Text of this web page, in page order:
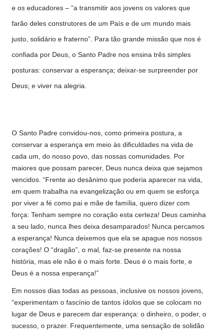
e os educadores – “a transmitir aos jovens os valores que
farão deles construtores de um País e de um mundo mais
justo, solidário e fraterno”. Para tão grande missão que nos é
confiada por Deus, o Santo Padre nos ensina três simples
posturas: conservar a esperança; deixar-se surpreender por
Deus; e viver na alegria.
O Santo Padre convidou-nos, como primeira postura, a
conservar a esperança em meio às dificuldades na vida de
cada um, do nosso povo, das nossas comunidades. Por
maiores que possam parecer, Deus nunca deixa que sejamos
vencidos. “Frente ao desânimo que poderia aparecer na vida,
em quem trabalha na evangelização ou em quem se esforça
por viver a fé como pai e mãe de família, quero dizer com
força: Tenham sempre no coração esta certeza! Deus caminha
a seu lado, nunca lhes deixa desamparados! Nunca percamos
a esperança! Nunca deixemos que ela se apague nos nossos
corações! O “dragão”, o mal, faz-se presente na nossa
história, mas ele não é o mais forte. Deus é o mais forte, e
Deus é a nossa esperança!”
Em nossos dias todas as pessoas, inclusive os nossos jovens,
“experimentam o fascínio de tantos ídolos que se colocam no
lugar de Deus e parecem dar esperança: o dinheiro, o poder, o
sucesso, o prazer. Frequentemente, uma sensação de solidão